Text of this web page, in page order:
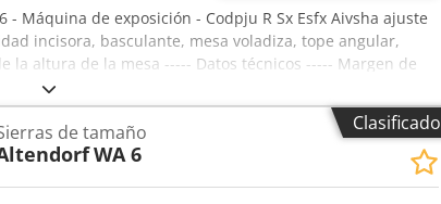
- Máquina de exposición - Codpju R Sx Esfx Aivsha ajuste
incisora, basculante, mesa voladiza, tope angular,
altura de la mesa ----- Datos técnicos ----- Margen de
de corte en el tope paralelo: 1.000 mm, Altura máx. de
Rango de giro del tope-guía paralelo: hasta 49 °,
5,5 CV / 4,0 kW, Potencia motor incisor: 0,5 CV / 0,37 kW,
extracción Ø: 1 x 100 / 50 mm cada una, Peso: 450 kg -
Clasificado
de tamaño
WA 6